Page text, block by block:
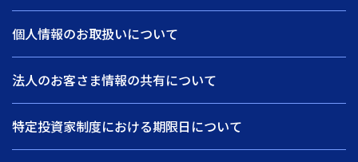
個人情報のお取扱いについて
法人のお客さま情報の共有について
特定投資家制度における期限日について